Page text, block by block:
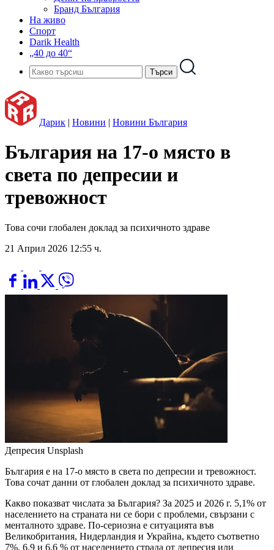
Бранд България
На живо
Спорт
Darik Health
„40 до 40“
Дарик | Новини | Новини България
България на 17-о място в
света по депресии и
тревожност
Това сочи глобален доклад за психичното здраве
21 Април 2026 12:55 ч.
Депресия Unsplash
България е на 17-о място в света по депресии и тревожност.
Това сочат данни от глобален доклад за психичното здраве.
Какво показват числата за България? За 2025 и 2026 г. 5,1% от
населението на страната ни се бори с проблеми, свързани с
менталното здраве. По-сериозна е ситуацията във
Великобритания, Нидерландия и Украйна, където съответно
7%, 6,9 и 6,6 % от населението страда от депресия или